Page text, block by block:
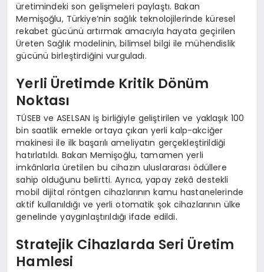
üretimindeki son gelişmeleri paylaştı. Bakan
Memişoğlu, Türkiye’nin sağlık teknolojilerinde küresel
rekabet gücünü artırmak amacıyla hayata geçirilen
Üreten Sağlık modelinin, bilimsel bilgi ile mühendislik
gücünü birleştirdiğini vurguladı.
Yerli Üretimde Kritik Dönüm
Noktası
TÜSEB ve ASELSAN iş birliğiyle geliştirilen ve yaklaşık 100
bin saatlik emekle ortaya çıkan yerli kalp-akciğer
makinesi ile ilk başarılı ameliyatın gerçekleştirildiği
hatırlatıldı. Bakan Memişoğlu, tamamen yerli
imkânlarla üretilen bu cihazın uluslararası ödüllere
sahip olduğunu belirtti. Ayrıca, yapay zekâ destekli
mobil dijital röntgen cihazlarının kamu hastanelerinde
aktif kullanıldığı ve yerli otomatik şok cihazlarının ülke
genelinde yaygınlaştırıldığı ifade edildi.
Stratejik Cihazlarda Seri Üretim
Hamlesi